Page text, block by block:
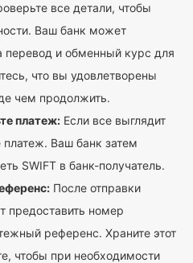
все детали, чтобы
Ваш банк может
перевод и обменный курс для
что вы удовлетворены
чем продолжить.
платеж: Если все выглядит
платеж. Ваш банк затем
SWIFT в банк-получатель.
После отправки
предоставить номер
референс. Храните этот
чтобы при необходимости